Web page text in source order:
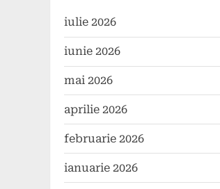
iulie 2026
iunie 2026
mai 2026
aprilie 2026
februarie 2026
ianuarie 2026